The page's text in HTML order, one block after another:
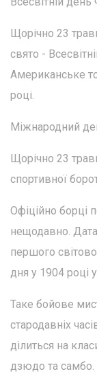
Щорічно 23
свято -
Американське
році.
Міжнародний
Щорічно 23
спортивної
Офіційно борці
нещодавно.
першого
дня у 1904 році у
Таке бойове
стародавніх
ділиться на
дзюдо та самбо.